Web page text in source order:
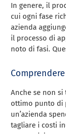
In genere, il
cui ogni fase
azienda
il processo di
noto di fasi.
Anche se non
ottimo punto di
un’azienda
tagliare i costi